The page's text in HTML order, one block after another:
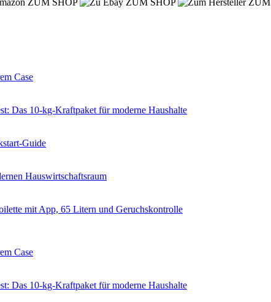
ZUM SHOP ZUM SHOP
Case
Das 10-kg-Kraftpaket für moderne Haushalte
Guide
Hauswirtschaftsraum
mit App, 65 Litern und Geruchskontrolle
Case
Das 10-kg-Kraftpaket für moderne Haushalte